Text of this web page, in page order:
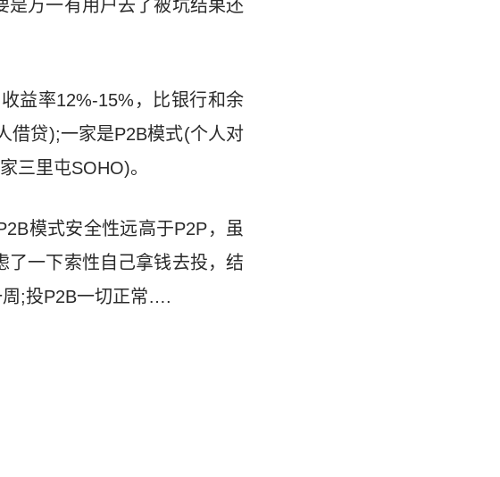
是万一有用户去了被坑结果还
益率12%-15%，比银行和余
借贷);一家是P2B模式(个人对
三里屯SOHO)。
模式安全性远高于P2P，虽
了一下索性自己拿钱去投，结
周;投P2B一切正常….